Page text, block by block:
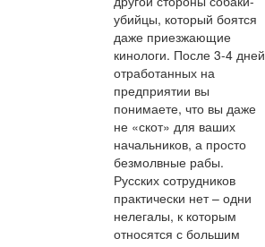
убийцы, который боятся
даже приезжающие
кинологи. После 3-4 дней
отработанных на
предприятии вы
понимаете, что вы даже
не «скот» для ваших
начальников, а просто
безмолвные рабы.
Русских сотрудников
практически нет – одни
нелегалы, к которым
относятся с большим